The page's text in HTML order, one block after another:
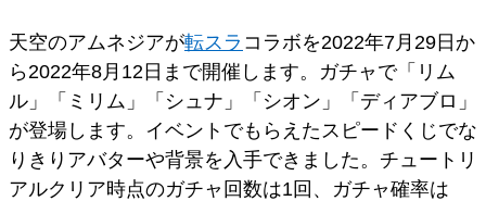
天空のアムネジアが転スラ コラボを2022年7月29日か
ら2022年8月12日まで開催します。ガチャで「リム
ル」「ミリム」「シュナ」「シオン」「ディアブロ」
が登場します。イベントでもらえたスピードくじでな
りきりアバターや背景を入手できました。チュートリ
アルクリア時点のガチャ回数は1回、ガチャ確率は